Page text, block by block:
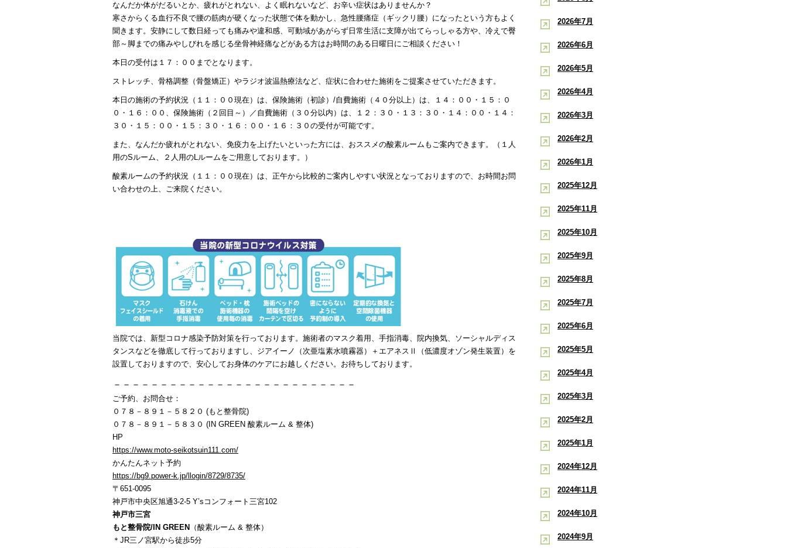
なんだか体がだるいとか、疲れがとれない、よく眠れないなど、お辛い症状はありませんか？
寒さからくる血行不良で腰の筋肉が硬くなった状態で体を動かし、急性腰痛症（ギックリ腰）になったという方もよく
聞きます。安静にして数日経っても痛みや違和感、可動域があがらず日常生活に支障が出てらっしゃる方や、冷えで臀
部～脚までの痛みやしびれを感じる坐骨神経痛などがある方はお時間のある日曜日にご相談ください！
本日の受付は１７：００までとなります。
ストレッチ、骨格調整（骨盤矯正）やラジオ波温熱療法など、症状に合わせた施術をご提案させていただきます。
本日の施術の予約状況（１１：００現在）は、保険施術（初診）/自費施術（４０分以上）は、１４：００・１５：０
０・１６：００、保険施術（２回目～）／自費施術（３０分以内）は、１２：３０・１３：３０・１４：００・１４：
３０・１５：００・１５：３０・１６：００・１６：３０の受付が可能です。
また、なんだか疲れがとれない、免疫力を上げたいといった方には、おススメの酸素ルームもご案内できます。（１人
用のSルーム、２人用のLルームをご用意しております。）
酸素ルームの予約状況（１１：００現在）は、正午から比較的ご案内しやすい状況となっておりますので、お時間お問
い合わせの上、ご来院ください。
当院では、新型コロナ感染予防対策を行っております。施術者のマスク着用、手指消毒、院内換気、ソーシャルディス
タンスなどを徹底して行っておりますし、ジアイーノ（次亜塩素水噴霧器）＋エアネスⅡ（低濃度オゾン発生装置）を
設置しておりますので、安心してお身体のケアにお越しください。お待ちしております。
－－－－－－－－－－－－－－－－－－－－－－－－－－
ご予約、お問合せ：
０７８－８９１－５８２０ (もと整骨院)
０７８－８９１－５８３０ (IN GREEN 酸素ルーム & 整体)
HP
https://www.moto-seikotsuin111.com/
かんたんネット予約
https://bg9.power-k.jp/llogin/8729/8735/
〒651-0095
神戸市中央区旭通3-2-5 Y’sコンフォート三宮102
神戸市三宮
もと整骨院/IN GREEN
（酸素ルーム & 整体）
＊JR三ノ宮駅から徒歩5分
2026年7月
2026年6月
2026年5月
2026年4月
2026年3月
2026年2月
2026年1月
2025年12月
2025年11月
2025年10月
2025年9月
2025年8月
2025年7月
2025年6月
2025年5月
2025年4月
2025年3月
2025年2月
2025年1月
2024年12月
2024年11月
2024年10月
2024年9月